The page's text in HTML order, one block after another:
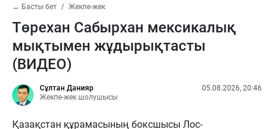
← Басты бет Жекпе-жек
Төрехан Сабырхан мексикалық
мықтымен жұдырықтасты
(ВИДЕО)
Сұлтан Данияр
Жекпе-жек шолушысы
05.08.2026, 20:46
Қазақстан құрамасының боксшысы Лос-